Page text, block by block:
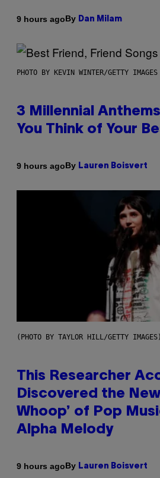
9 hours agoBy Dan Milam
PHOTO BY KEVIN WINTER/GETTY
3 Millennial
You Think of Your
9 hours agoBy Lauren Boisvert
(PHOTO BY TAYLOR HILL/GETTY IMAGES)
This Researcher
Discovered the New
Whoop’ of Pop
Alpha Melody
9 hours agoBy Lauren Boisvert